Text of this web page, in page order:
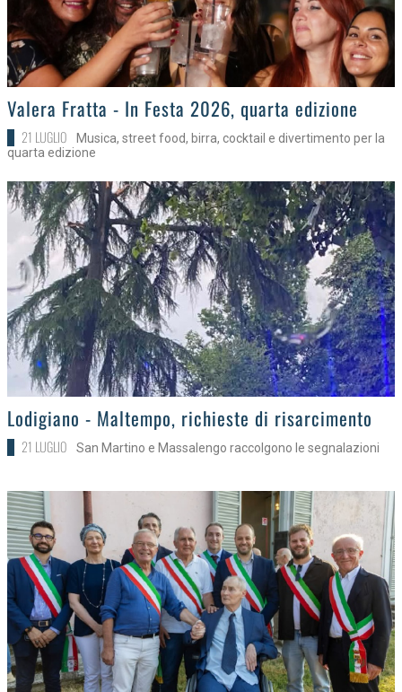
>
Valera Fratta - In Festa 2026, quarta edizione
21 LUGLIO
Musica, street food, birra, cocktail e divertimento per la
quarta edizione
>Lodigiano - Maltempo, richieste di risarcimento
21 LUGLIO San Martino e Massalengo raccolgono le segnalazioni